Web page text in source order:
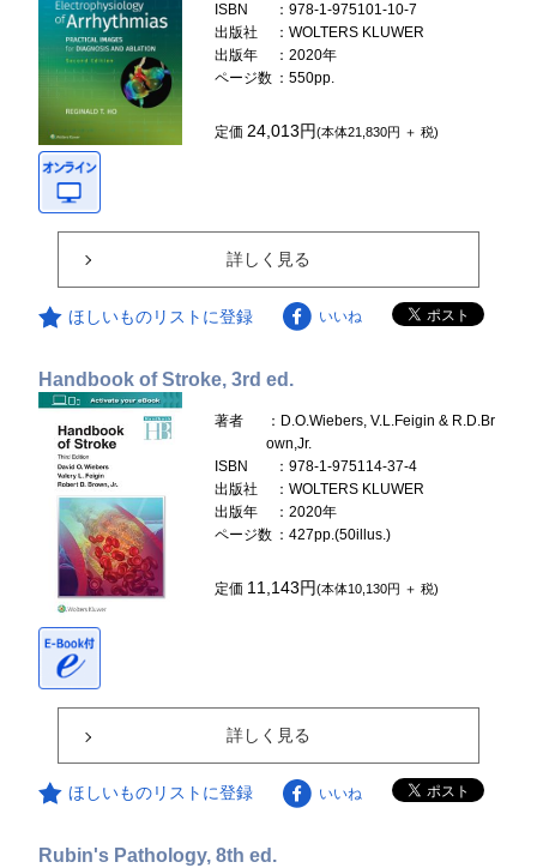
ISBN
：978-1-975101-10-7
出版社
：WOLTERS KLUWER
出版年
：2020年
ページ数 ：550pp.
定価24,013円(本体21,830円 ＋ 税)
詳しく見る
ほしいものリストに登録 いいね
Handbook of Stroke, 3rd ed.
著者
：D.O.Wiebers, V.L.Feigin & R.D.Br
own,Jr.
ISBN
：978-1-975114-37-4
出版社
：WOLTERS KLUWER
出版年
：2020年
ページ数 ：427pp.(50illus.)
定価 11,143円(本体10,130円 ＋ 税)
詳しく見る
ほしいものリストに登録 いいね
Rubin's Pathology, 8th ed.